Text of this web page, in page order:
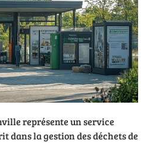
représente un service
dans la gestion des déchets de